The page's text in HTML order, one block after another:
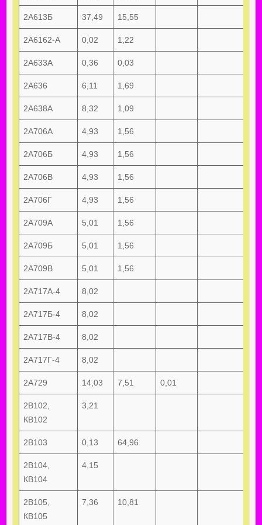
2А613Б 37,49 15,55
2А6162-А 0,02 1,22
2А633А 0,36 0,03
2А636 6,11 1,69
2А638А 8,32 1,09
2А706А 4,93 1,56
2А706Б 4,93 1,56
2А706В 4,93 1,56
2А706Г 4,93 1,56
2А709А 5,01 1,56
2А709Б 5,01 1,56
2А709В 5,01 1,56
2А717А-4 8,02
2А717Б-4 8,02
2А717В-4 8,02
2А717Г-4 8,02
2А729 14,03 7,51 0,01
2В102,
КВ102
3,21
2В103 0,13 64,96
2В104,
КВ104
4,15
2В105,
КВ105
7,36 10,81